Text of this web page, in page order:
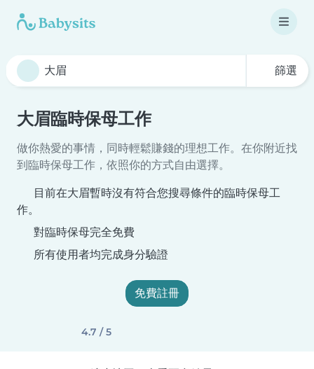
篩選
大眉臨時保母工作
做你熱愛的事情，同時輕鬆賺錢的理想工作。在你附近找
到臨時保母工作，依照你的方式自由選擇。
目前在大眉暫時沒有符合您搜尋條件的臨時保母工
作。
對臨時保母完全免費
所有使用者均完成身分驗證
免費註冊
4.7 / 5